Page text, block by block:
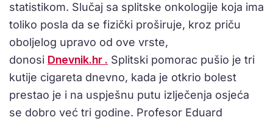
statistikom. Slučaj sa splitske onkologije koja ima
toliko posla da se fizički proširuje, kroz priču
oboljelog upravo od ove vrste,
donosi Dnevnik.hr . Splitski pomorac pušio je tri
kutije cigareta dnevno, kada je otkrio bolest
prestao je i na uspješnu putu izlječenja osjeća
se dobro već tri godine. Profesor Eduard